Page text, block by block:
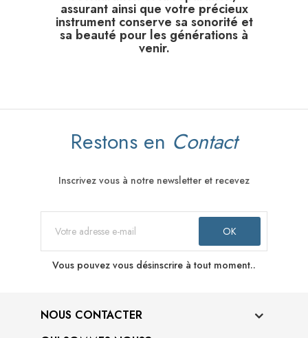
assurant ainsi que votre précieux
instrument conserve sa sonorité et
sa beauté pour les générations à
venir.
Restons en Contact
Inscrivez vous à notre newsletter et recevez
Vous pouvez vous désinscrire à tout moment..
NOUS CONTACTER